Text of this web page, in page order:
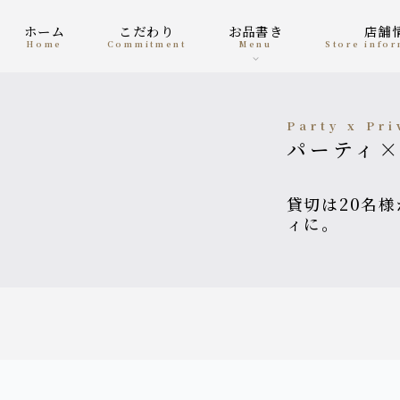
ホーム
home
こだわり
Commitment
お品書き
menu
店
Store
Party x
パーテ
貸切は20名様から最大120名様まで可能。大人数のパーテ
ィに。